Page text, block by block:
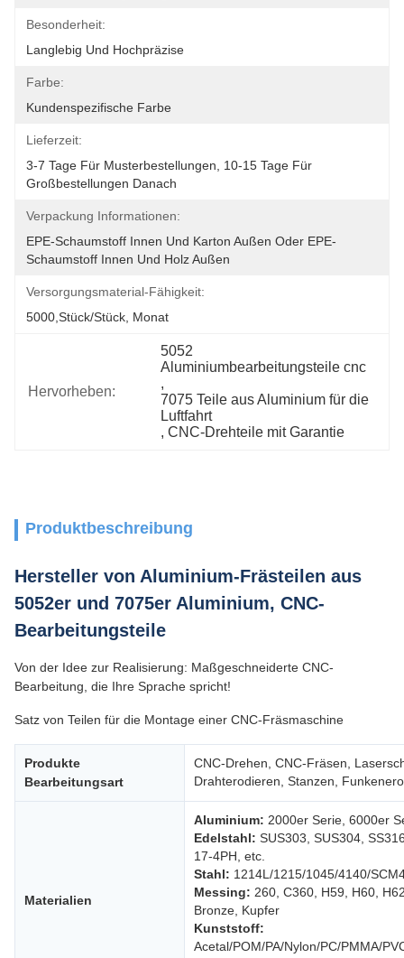
Besonderheit:
Langlebig Und Hochpräzise
Farbe:
Kundenspezifische Farbe
Lieferzeit:
3-7 Tage Für Musterbestellungen, 10-15 Tage Für
Großbestellungen Danach
Verpackung Informationen:
EPE-Schaumstoff Innen Und Karton Außen Oder EPE-
Schaumstoff Innen Und Holz Außen
Versorgungsmaterial-Fähigkeit:
5000,Stück/Stück, Monat
Hervorheben:
5052
Aluminiumbearbeitungsteile cnc
,
7075 Teile aus Aluminium für die
Luftfahrt
, CNC-Drehteile mit Garantie
Produktbeschreibung
Hersteller von Aluminium-Frästeilen aus
5052er und 7075er Aluminium, CNC-
Bearbeitungsteile
Von der Idee zur Realisierung: Maßgeschneiderte CNC-
Bearbeitung, die Ihre Sprache spricht!
Satz von Teilen für die Montage einer CNC-Fräsmaschine
Produkte
Bearbeitungsart
CNC-Drehen, CNC-Fräsen,
Drahterodieren, Stanzen,
Materialien
Aluminium: 2000er Serie, 6000er
Edelstahl: SUS303, SUS304,
17-4PH, etc.
Stahl: 1214L/1215/1045/4140/
Messing: 260, C360, H59, H60,
Bronze, Kupfer
Kunststoff:
Acetal/POM/PA/Nylon/PC/PMMA/